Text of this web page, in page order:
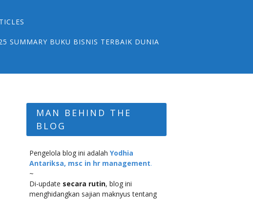
SUMMARY BUKU BISNIS TERBAIK DUNIA
MAN BEHIND THE
BLOG
Pengelola blog ini adalah Yodhia
Antariksa, msc in hr management.
~
Di-update secara rutin, blog ini
menghidangkan sajian maknyus tentang